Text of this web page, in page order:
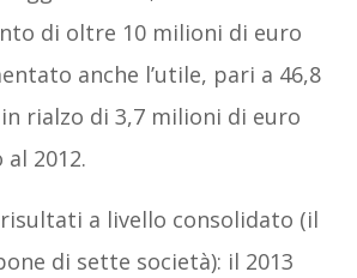
di oltre 10 milioni di euro
anche l’utile, pari a 46,8
rialzo di 3,7 milioni di euro
2012.
a livello consolidato (il
di sette società): il 2013